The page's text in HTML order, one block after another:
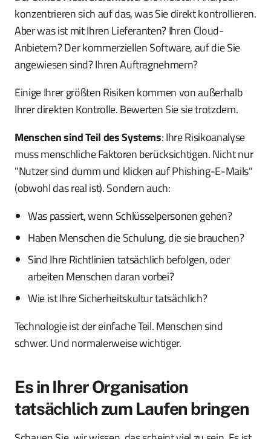
konzentrieren sich auf das, was Sie direkt kontrollieren.
Aber was ist mit Ihren Lieferanten? Ihren Cloud-
Anbietern? Der kommerziellen Software, auf die Sie
angewiesen sind? Ihren Auftragnehmern?
Einige Ihrer größten Risiken kommen von außerhalb
Ihrer direkten Kontrolle. Bewerten Sie sie trotzdem.
Menschen sind Teil des Systems: Ihre Risikoanalyse
muss menschliche Faktoren berücksichtigen. Nicht nur
"Nutzer sind dumm und klicken auf Phishing-E-Mails"
(obwohl das real ist). Sondern auch:
Was passiert, wenn Schlüsselpersonen gehen?
Haben Menschen die Schulung, die sie brauchen?
Sind Ihre Richtlinien tatsächlich befolgen, oder
arbeiten Menschen daran vorbei?
Wie ist Ihre Sicherheitskultur tatsächlich?
Technologie ist der einfache Teil. Menschen sind
schwer. Und normalerweise wichtiger.
Es in Ihrer Organisation
tatsächlich zum Laufen bringen